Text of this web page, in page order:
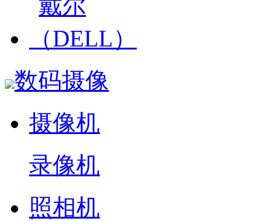
数码摄像
摄像机
录像机
照相机